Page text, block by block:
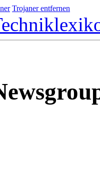
Trojaner entfernen